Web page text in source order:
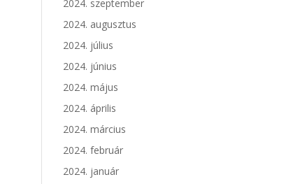
2024. szeptember
2024. augusztus
2024. július
2024. június
2024. május
2024. április
2024. március
2024. február
2024. január